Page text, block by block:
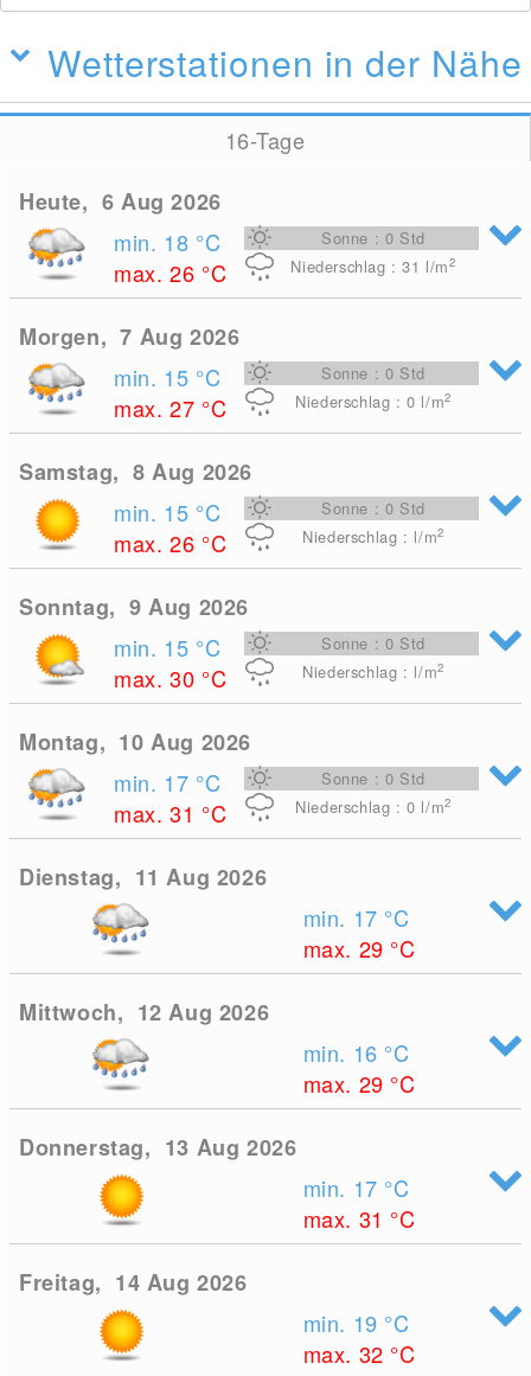
Wetterstationen in der Nähe
16-Tage
Heute, 6 Aug 2026
min. 18 °C
max. 26 °C
Sonne : 0 Std
Niederschlag : 31 l/m2
Morgen, 7 Aug 2026
min. 15 °C
max. 27 °C
Sonne : 0 Std
Niederschlag : 0 l/m2
Samstag, 8 Aug 2026
min. 15 °C
max. 26 °C
Sonne : 0 Std
Niederschlag : l/m2
Sonntag, 9 Aug 2026
min. 15 °C
max. 30 °C
Sonne : 0 Std
Niederschlag : l/m2
Montag, 10 Aug 2026
min. 17 °C
max. 31 °C
Sonne : 0 Std
Niederschlag : 0 l/m2
Dienstag, 11 Aug 2026
min. 17 °C
max. 29 °C
Mittwoch, 12 Aug 2026
min. 16 °C
max. 29 °C
Donnerstag, 13 Aug 2026
min. 17 °C
max. 31 °C
Freitag, 14 Aug 2026
min. 19 °C
max. 32 °C